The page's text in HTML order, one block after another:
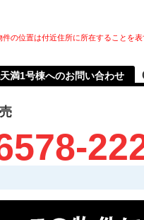
の位置は付近住所に所在することを
満1号棟へのお問い合わせ